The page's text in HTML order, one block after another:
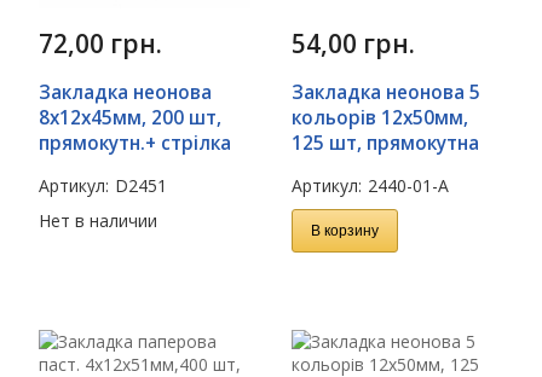
72,00 грн.
Закладка неонова
8х12х45мм, 200 шт,
прямокутн.+ стрілка
Артикул: D2451
Нет в наличии
54,00 грн.
Закладка неонова 5
кольорів 12х50мм,
125 шт, прямокутна
Артикул: 2440-01-A
В корзину